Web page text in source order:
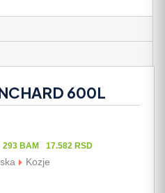
600L
293 BAM
17.582 RSD
Kozje